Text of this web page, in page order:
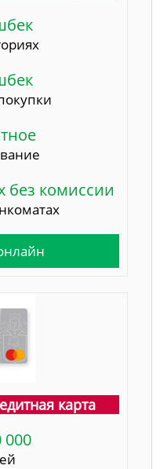
без комиссии
карта
000